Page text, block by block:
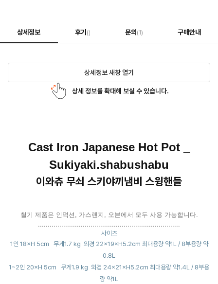
상세정보 후기 () 문의 (1) 구매안내
상세정보 새창 열기
상세 정보를 확대해 보실 수 있습니다.
Cast Iron Japanese Hot Pot _
Sukiyaki.shabushabu
이와츄 무쇠 스키야끼냄비 스윙핸들
철기 제품은 인덕션, 가스렌지, 오븐에서 모두 사용 가능합니다.
.........................................................................
사이즈
1인 18×H 5cm 무게1.7 kg 외경 22×19×H5.2cm 최대용량 약1L / 8부용량 약
0.8L
1~2인 20×H 5cm 무게1.9 kg 외경 24×21×H5.2cm 최대용량 약1.4L / 8부용
량 약1L